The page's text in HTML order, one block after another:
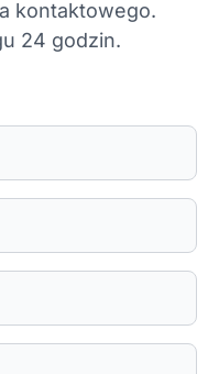
kontaktowego.
24 godzin.